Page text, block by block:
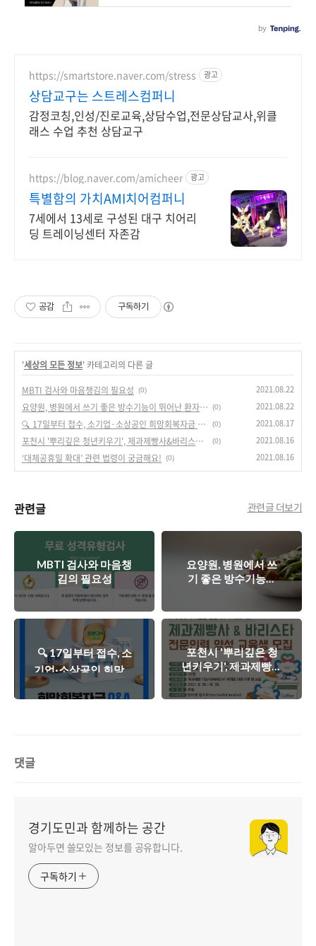
https://smartstore.naver.com/stress 광고
상담교구는 스트레스컴퍼니
감정코칭,인성/진로교육,상담수업,전문상담교사,위클
래스 수업 추천 상담교구
https://blog.naver.com/amicheer 광고
특별함의 가치AMI치어컴퍼니
7세에서 13세로 구성된 대구 치어리
딩 트레이닝센터 자존감
공감 구독하기
'세상의 모든 정보' 카테고리의 다른 글
MBTI 검사와 마음챙김의 필요성
(0) 2021.08.22
요양원, 병원에서 쓰기 좋은 방수기능이 뛰어난 환자용, 성인용, 어르신용 턱받이 (0) 2021.08.22
🔍 17일부터 접수, 소기업·소상공인 희망회복자금 관련 궁금증을 Q&A로 확인해보세요! (0) 2021.08.17
포천시 '뿌리깊은 청년키우기', 제과제빵사&바리스타 교육생 모집 (0) 2021.08.16
‘대체공휴일 확대’ 관련 법령이 궁금해요! (0) 2021.08.16
관련글 관련글 더보기
MBTI 검사와 마음챙
김의 필요성
요양원, 병원에서 쓰
기 좋은 방수기능이
뛰어난 환자용, 성인
🔍 17일부터 접수, 소
기업·소상공인 희망회
복자금 관련 궁금증을
Q&A로 확인해보세
포천시 '뿌리깊은 청
년키우기', 제과제빵사
&바리스타 교육생 모
집
댓글
경기도민과 함께하는 공간
알아두면 쓸모있는 정보를 공유합니다.
구독하기